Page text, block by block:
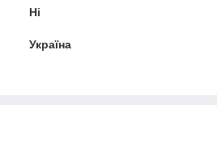
Ні
Україна